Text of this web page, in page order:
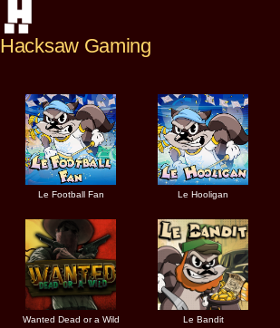
Hacksaw Gaming
Le Football Fan Le Hooligan
Wanted Dead or a Wild Le Bandit